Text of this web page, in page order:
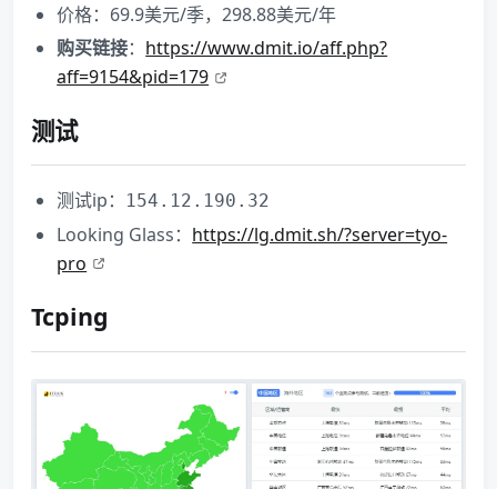
价格：69.9美元/季，298.88美元/年
购买链接： https://www.dmit.io/aff.php?
aff=9154&pid=179
测试
测试ip： 154.12.190.32
Looking Glass： https://lg.dmit.sh/?server=tyo-
pro
Tcping